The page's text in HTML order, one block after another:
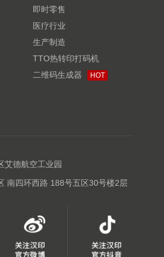
即时零售
医疗行业
生产制造
TTO热转印打码机
二维码生成器 HOT
艾德航空工业园
南四环西路 188号五区30号楼2层